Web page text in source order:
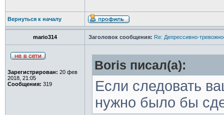
Вернуться к началу
mario314 Заголовок сообщения: Re: Депрессивно-
Зарегистрирован: 20 фев
2018, 21:05
Сообщения: 319
Boris писал(а):
Если следовать
нужно было бы